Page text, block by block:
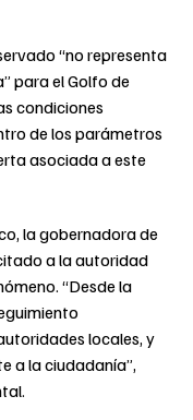
“no representa
para el Golfo de
condiciones
de los parámetros
asociada a este
la gobernadora de
a la autoridad
“Desde la
locales, y
a la ciudadanía”,